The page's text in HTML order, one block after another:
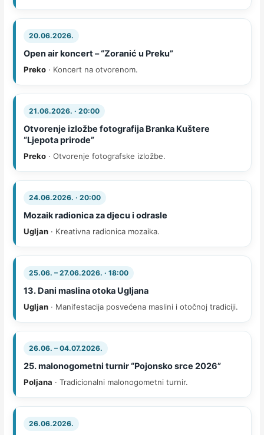
20.06.2026.
Open air koncert – “Zoranić u Preku”
Preko · Koncert na otvorenom.
21.06.2026. · 20:00
Otvorenje izložbe fotografija Branka Kuštere
“Ljepota prirode”
Preko · Otvorenje fotografske izložbe.
24.06.2026. · 20:00
Mozaik radionica za djecu i odrasle
Ugljan · Kreativna radionica mozaika.
25.06. – 27.06.2026. · 18:00
13. Dani maslina otoka Ugljana
Ugljan · Manifestacija posvećena maslini i otočnoj tradiciji.
26.06. – 04.07.2026.
25. malonogometni turnir “Pojonsko srce 2026”
Poljana · Tradicionalni malonogometni turnir.
26.06.2026.